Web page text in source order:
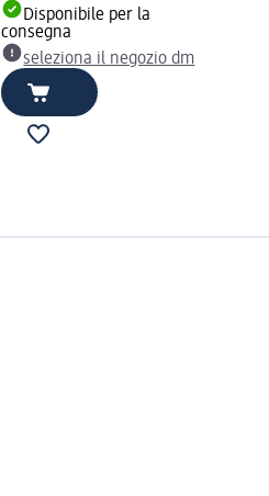
Disponibile per la
consegna
seleziona il negozio dm